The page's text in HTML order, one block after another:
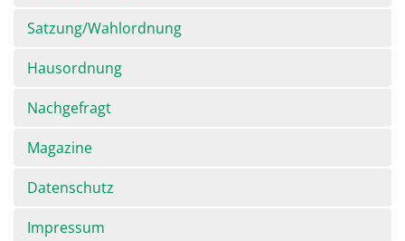
Satzung/Wahlordnung
Hausordnung
Nachgefragt
Magazine
Datenschutz
Impressum